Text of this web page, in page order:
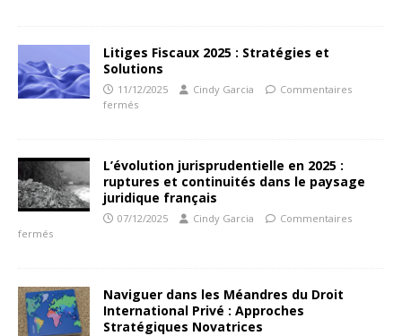
Litiges Fiscaux 2025 : Stratégies et
Solutions
11/12/2025 Cindy Garcia
Commentaires
fermés
L’évolution jurisprudentielle en 2025 :
ruptures et continuités dans le paysage
juridique français
07/12/2025 Cindy Garcia
Commentaires
fermés
Naviguer dans les Méandres du Droit
International Privé : Approches
Stratégiques Novatrices